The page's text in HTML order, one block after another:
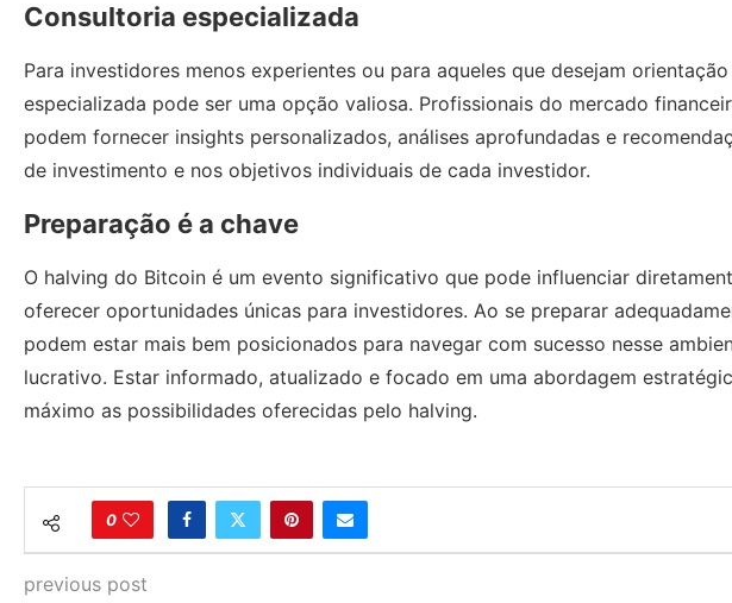
Consultoria especializada
Para investidores menos experientes ou para aqueles que desejam
especializada pode ser uma opção valiosa. Profissionais do mercado
podem fornecer insights personalizados, análises aprofundadas e
de investimento e nos objetivos individuais de cada investidor.
Preparação é a chave
O halving do Bitcoin é um evento significativo que pode influenciar
oferecer oportunidades únicas para investidores. Ao se preparar
podem estar mais bem posicionados para navegar com sucesso nesse
lucrativo. Estar informado, atualizado e focado em uma abordagem
máximo as possibilidades oferecidas pelo halving.
0
previous post